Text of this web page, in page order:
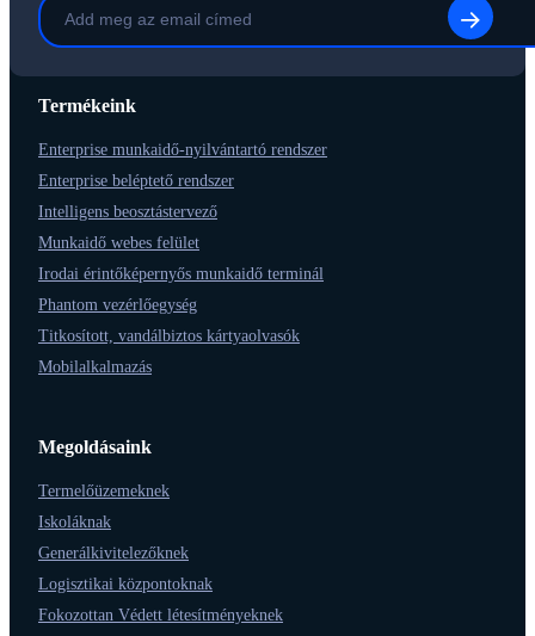
Termékeink
Enterprise munkaidő-nyilvántartó rendszer
Enterprise beléptető rendszer
Intelligens beosztástervező
Munkaidő webes felület
Irodai érintőképernyős munkaidő terminál
Phantom vezérlőegység
Titkosított, vandálbiztos kártyaolvasók
Mobilalkalmazás
Megoldásaink
Termelőüzemeknek
Iskoláknak
Generálkivitelezőknek
Logisztikai központoknak
Fokozottan Védett létesítményeknek